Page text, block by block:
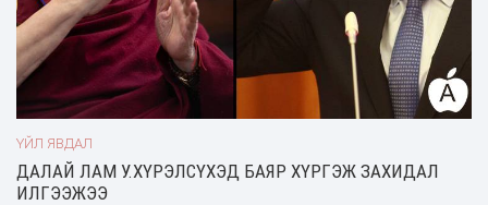
ҮЙЛ ЯВДАЛ
ДАЛАЙ ЛАМ У.ХҮРЭЛСҮХЭД БАЯР ХҮРГЭЖ ЗАХИДАЛ
ИЛГЭЭЖЭЭ